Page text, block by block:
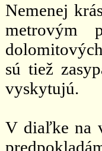
Nemenej
metrovým
sú tiež
vyskytujú.
V diaľke na